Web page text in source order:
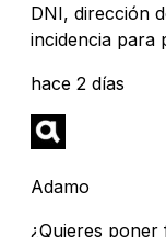
DNI, dirección
incidencia para
hace 2 días
Adamo
¿Quieres